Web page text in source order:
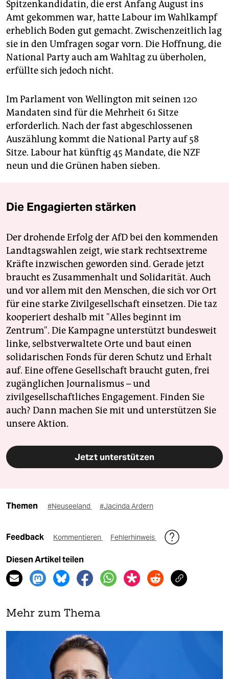
Spitzenkandidatin, die erst Anfang August ins
Amt gekommen war, hatte Labour im Wahlkampf
erheblich Boden gut gemacht. Zwischenzeitlich lag
sie in den Umfragen sogar vorn. Die Hoffnung, die
National Party auch am Wahltag zu überholen,
erfüllte sich jedoch nicht.
Im Parlament von Wellington mit seinen 120
Mandaten sind für die Mehrheit 61 Sitze
erforderlich. Nach der fast abgeschlossenen
Auszählung kommt die National Party auf 58
Sitze. Labour hat künftig 45 Mandate, die NZF
neun und die Grünen haben sieben.
Die Engagierten stärken
Der drohende Erfolg der AfD bei den kommenden
Landtagswahlen zeigt, wie stark rechtsextreme
Kräfte inzwischen geworden sind. Gerade jetzt
braucht es Zusammenhalt und Solidarität. Auch
und vor allem mit den Menschen, die sich vor Ort
für eine starke Zivilgesellschaft einsetzen. Die taz
kooperiert deshalb mit "Alles beginnt im
Zentrum". Die Kampagne unterstützt bundesweit
linke, selbstverwaltete Orte und baut einen
solidarischen Fonds für deren Schutz und Erhalt
auf. Eine offene Gesellschaft braucht guten, frei
zugänglichen Journalismus – und
zivilgesellschaftliches Engagement. Finden Sie
auch? Dann machen Sie mit und unterstützen Sie
unsere Aktion.
Jetzt unterstützen
Themen #Neuseeland #Jacinda Ardern
Feedback Kommentieren Fehlerhinweis
Diesen Artikel teilen
Mehr zum Thema